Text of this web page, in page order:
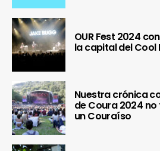
OUR Fest 2024
la capital del Cool
Nuestra crónica
de Coura 2024
un Couraíso